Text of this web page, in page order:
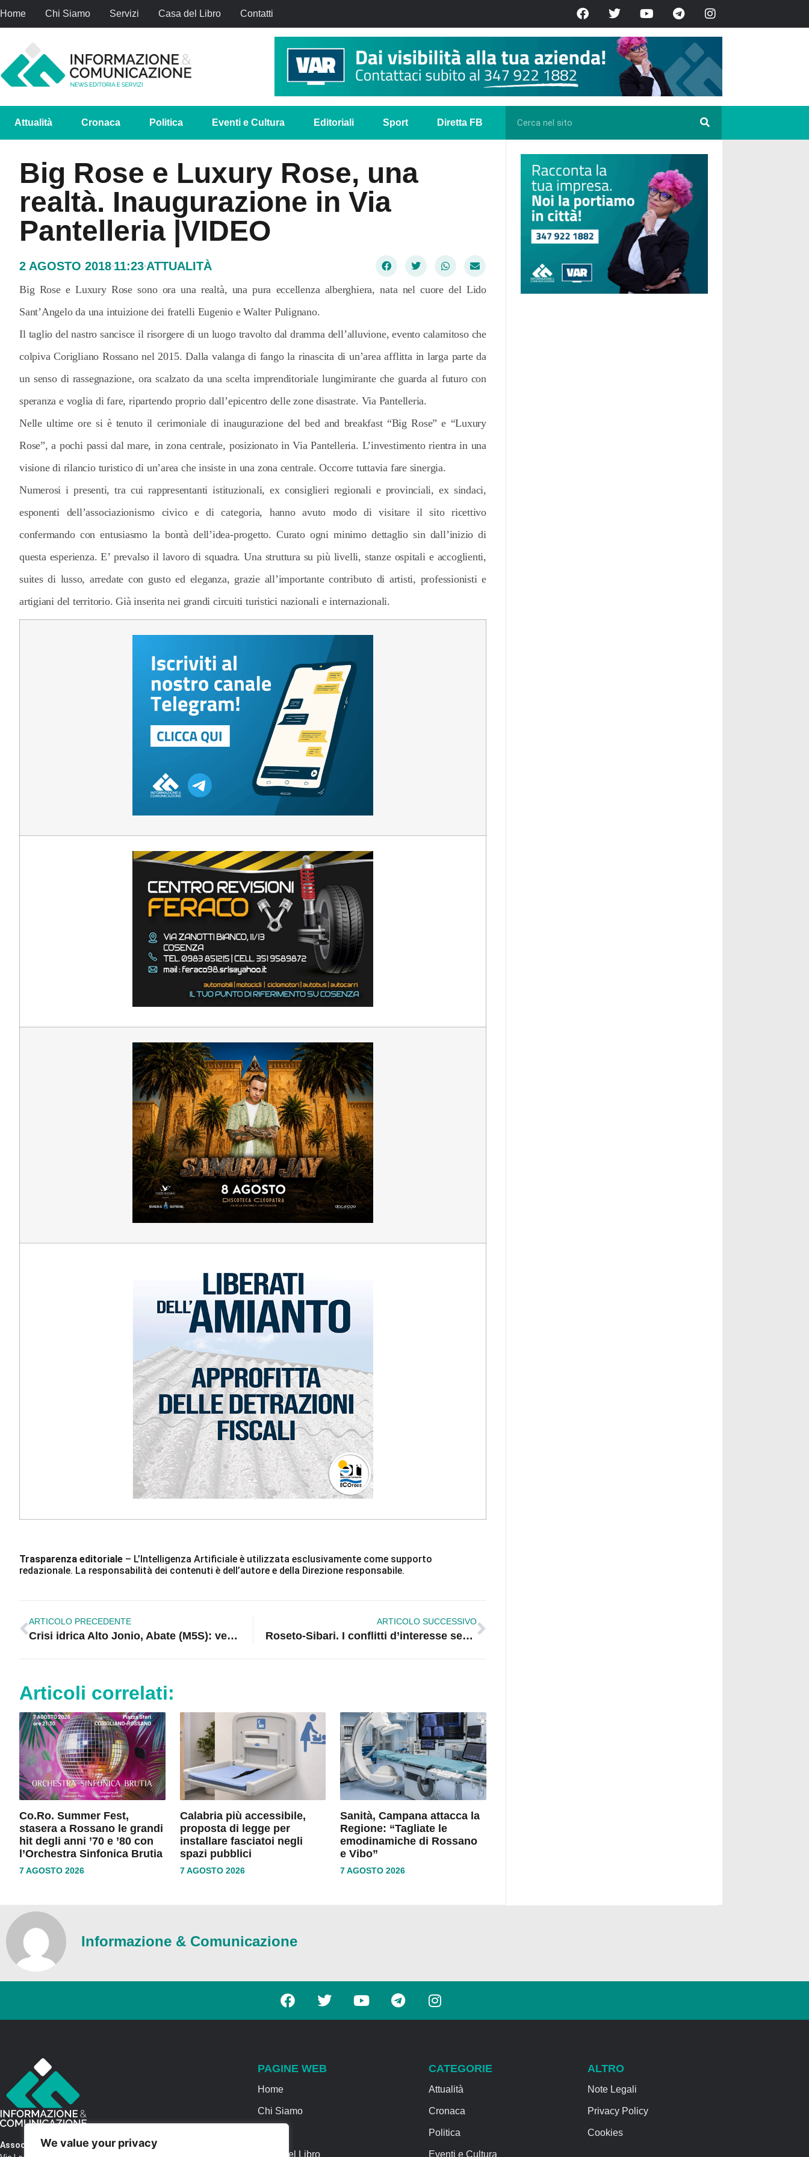
We value your privacy
Home Chi Siamo Servizi Casa del Libro Contatti
Attualità Cronaca Politica Eventi e Cultura Editoriali Sport Diretta FB
Big Rose e Luxury Rose, una
realtà. Inaugurazione in Via
Pantelleria |VIDEO
2 AGOSTO 2018 11:23 ATTUALITÀ
Big Rose e Luxury Rose sono ora una realtà, una pura eccellenza alberghiera, nata nel cuore del Lido
Sant’Angelo da una intuizione dei fratelli Eugenio e Walter Pulignano.
Il taglio del nastro sancisce il risorgere di un luogo travolto dal dramma dell’alluvione, evento calamitoso che
colpiva Corigliano Rossano nel 2015. Dalla valanga di fango la rinascita di un’area afflitta in larga parte da
un senso di rassegnazione, ora scalzato da una scelta imprenditoriale lungimirante che guarda al futuro con
speranza e voglia di fare, ripartendo proprio dall’epicentro delle zone disastrate. Via Pantelleria.
Nelle ultime ore si è tenuto il cerimoniale di inaugurazione del bed and breakfast “Big Rose” e “Luxury
Rose”, a pochi passi dal mare, in zona centrale, posizionato in Via Pantelleria. L’investimento rientra in una
visione di rilancio turistico di un’area che insiste in una zona centrale. Occorre tuttavia fare sinergia.
Numerosi i presenti, tra cui rappresentanti istituzionali, ex consiglieri regionali e provinciali, ex sindaci,
esponenti dell’associazionismo civico e di categoria, hanno avuto modo di visitare il sito ricettivo
confermando con entusiasmo la bontà dell’idea-progetto. Curato ogni minimo dettaglio sin dall’inizio di
questa esperienza. E’ prevalso il lavoro di squadra. Una struttura su più livelli, stanze ospitali e accoglienti,
suites di lusso, arredate con gusto ed eleganza, grazie all’importante contributo di artisti, professionisti e
artigiani del territorio. Già inserita nei grandi circuiti turistici nazionali e internazionali.
Trasparenza editoriale – L’Intelligenza Artificiale è utilizzata esclusivamente come supporto
redazionale. La responsabilità dei contenuti è dell’autore e della Direzione responsabile.
ARTICOLO PRECEDENTE
Crisi idrica Alto Jonio, Abate (M5S): verifiche approfondite
ARTICOLO SUCCESSIVO
Roseto-Sibari. I conflitti d’interesse secondo Basta vittime
Articoli correlati:
Co.Ro. Summer Fest,
stasera a Rossano le grandi
hit degli anni ’70 e ’80 con
l’Orchestra Sinfonica Brutia
7 AGOSTO 2026
Calabria più accessibile,
proposta di legge per
installare fasciatoi negli
spazi pubblici
7 AGOSTO 2026
Sanità, Campana attacca la
Regione: “Tagliate le
emodinamiche di Rossano
e Vibo”
7 AGOSTO 2026
Informazione & Comunicazione
Associazione Informazione & Comunicazione
PAGINE WEB
Home
Chi Siamo
Casa del Libro
CATEGORIE
Attualità
Cronaca
Politica
Eventi e Cultura
ALTRO
Note Legali
Privacy Policy
Cookies